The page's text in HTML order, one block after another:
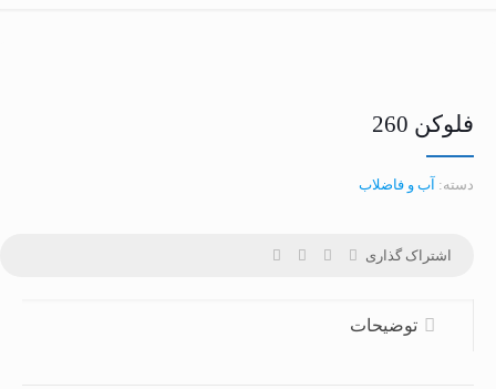
فلوکن 260
دسته: آب و فاضلاب
اشتراک گذاری
توضیحات